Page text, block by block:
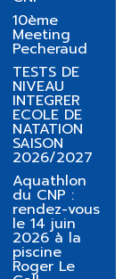
10ème
Meeting
Pecheraud
TESTS DE
NIVEAU
INTEGRER
ECOLE DE
NATATION
SAISON
2026/2027
Aquathlon
du CNP :
rendez-vous
le 14 juin
2026 à la
piscine
Roger Le